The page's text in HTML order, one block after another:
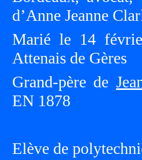
d’Anne Jeanne
Marié le 14
Attenais de Gères
Grand-père de
EN 1878
Elève de